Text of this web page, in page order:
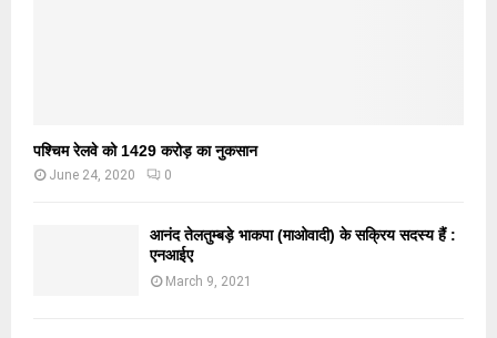
पश्चिम रेलवे को 1429 करोड़ का नुकसान
June 24, 2020 0
आनंद तेलतुम्बड़े भाकपा (माओवादी) के सक्रिय सदस्य हैं :
एनआईए
March 9, 2021